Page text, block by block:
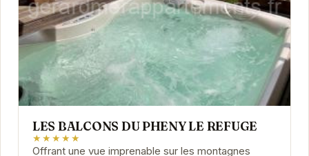
LES BALCONS DU PHENY LE REFUGE
★★★★★
Offrant une vue imprenable sur les montagnes